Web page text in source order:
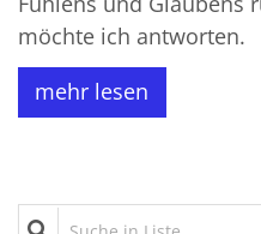
möchte ich antworten.
mehr lesen
Suche in Liste